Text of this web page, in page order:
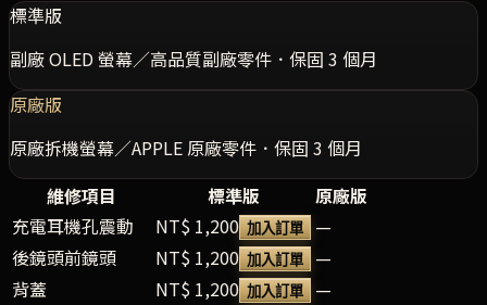
標準版
副廠 OLED 螢幕／高品質副廠零件．保固 3 個月
原廠版
原廠拆機螢幕／APPLE 原廠零件．保固 3 個月
維修項目
標準版
原廠版
充電耳機孔震動
NT$ 1,200 加入訂單
—
後鏡頭前鏡頭
NT$ 1,200 加入訂單
—
背蓋
NT$ 1,200 加入訂單
—